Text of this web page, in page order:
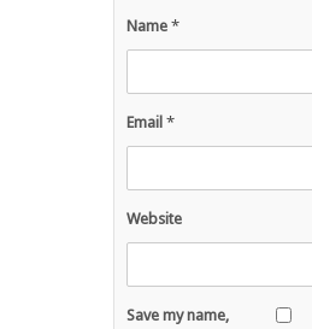
Name *
Email *
Website
Save my name,